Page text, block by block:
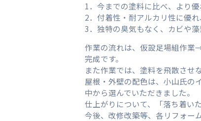
1．今までの塗料に比べ、より
2．付着性・耐アルカリ性に優
3．独特の臭気もなく、カビや
作業の流れは、仮設足場組作
完成です。
また作業では、塗料を飛散させ
屋根・外壁の配色は、小山氏の
中から選んでいただきました。
仕上がりについて、「落ち着い
今後、改修改築等、各リフォー